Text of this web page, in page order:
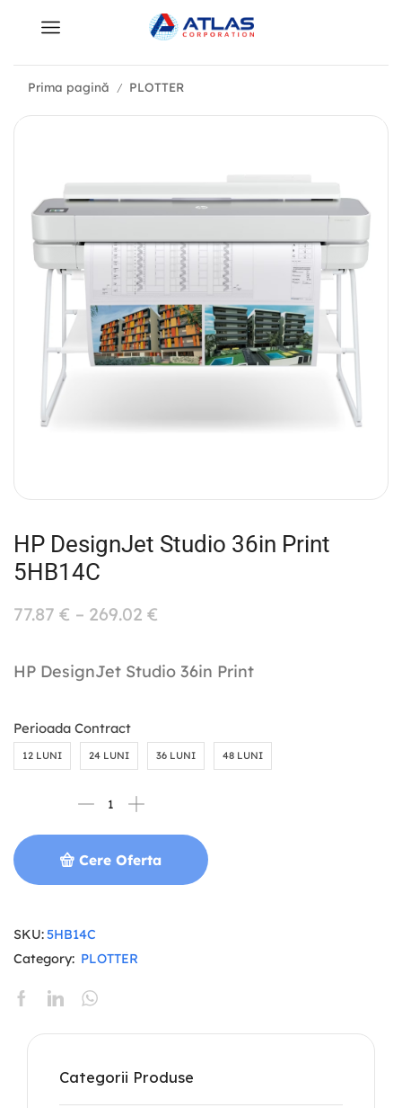
Prima pagină / PLOTTER
HP DesignJet Studio 36in Print
5HB14C
77.87 € – 269.02 €
HP DesignJet Studio 36in Print
Perioada Contract
12 LUNI 24 LUNI 36 LUNI 48 LUNI
Cere Oferta
SKU:5HB14C
Category: PLOTTER
Categorii Produse